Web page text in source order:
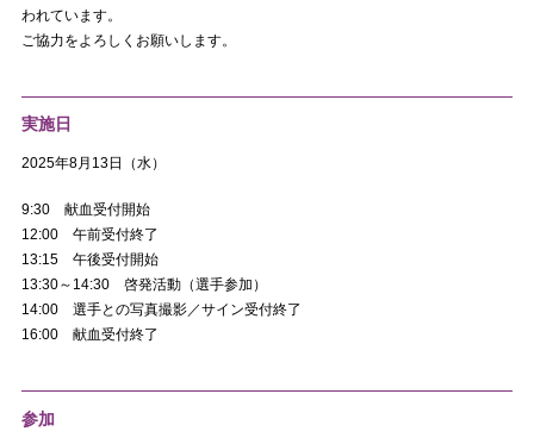
われています。
ご協力をよろしくお願いします。
実施日
2025年8月13日（水）
9:30 献血受付開始
12:00 午前受付終了
13:15 午後受付開始
13:30～14:30 啓発活動（選手参加）
14:00 選手との写真撮影／サイン受付終了
16:00 献血受付終了
参加